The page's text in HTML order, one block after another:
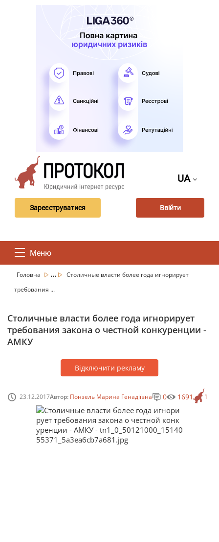
UA
Зареєструватися Ввійти
Меню
Головна ...
Столичные власти более года игнорирует
требования ...
Столичные власти более года игнорирует
требования закона о честной конкуренции -
АМКУ
Відключити рекламу
23.12.2017Автор: Понзель Марина Генадіївна 1
0 1691